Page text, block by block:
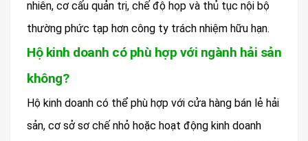
nhiên, cơ cấu quản trị, chế độ họp và thủ tục nội bộ
thường phức tạp hơn công ty trách nhiệm hữu hạn.
Hộ kinh doanh có phù hợp với ngành hải sản
không?
Hộ kinh doanh có thể phù hợp với cửa hàng bán lẻ hải
sản, cơ sở sơ chế nhỏ hoặc hoạt động kinh doanh